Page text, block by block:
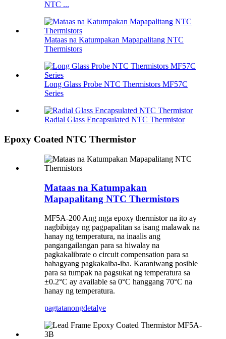
NTC ...
Mataas na Katumpakan Mapapalitang NTC
Thermistors
Long Glass Probe NTC Thermistors MF57C
Series
Radial Glass Encapsulated NTC Thermistor
Epoxy Coated NTC Thermistor
Mataas na Katumpakan
Mapapalitang NTC Thermistors
MF5A-200 Ang mga epoxy thermistor na ito ay
nagbibigay ng pagpapalitan sa isang malawak na
hanay ng temperatura, na inaalis ang
pangangailangan para sa hiwalay na
pagkakalibrate o circuit compensation para sa
bahagyang pagkakaiba-iba. Karaniwang posible
para sa tumpak na pagsukat ng temperatura sa
±0.2°C ay available sa 0°C hanggang 70°C na
hanay ng temperatura.
pagtatanongdetalye